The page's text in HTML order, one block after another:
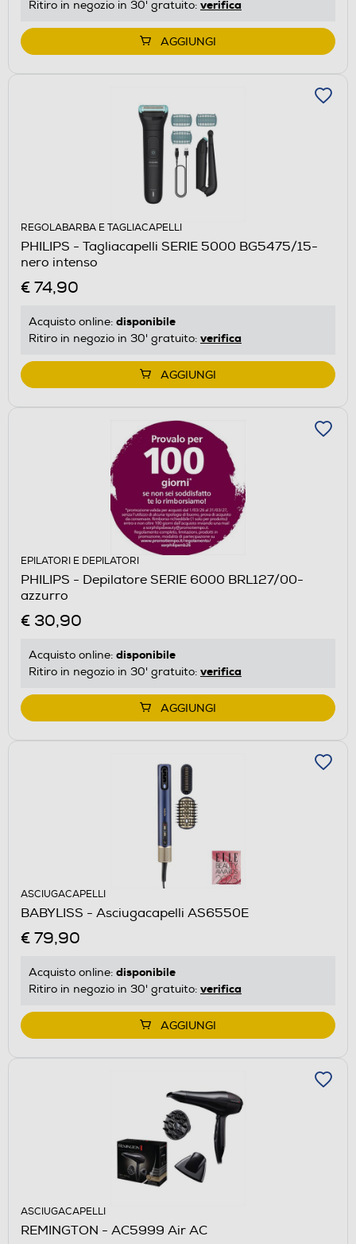
Ritiro in negozio in 30' gratuito: verifica
AGGIUNGI
REGOLABARBA E TAGLIACAPELLI
PHILIPS - Tagliacapelli SERIE 5000 BG5475/15-
nero intenso
€ 74,90
Acquisto online: disponibile
Ritiro in negozio in 30' gratuito: verifica
AGGIUNGI
EPILATORI E DEPILATORI
PHILIPS - Depilatore SERIE 6000 BRL127/00-
azzurro
€ 30,90
Acquisto online: disponibile
Ritiro in negozio in 30' gratuito: verifica
AGGIUNGI
ASCIUGACAPELLI
BABYLISS - Asciugacapelli AS6550E
€ 79,90
Acquisto online: disponibile
Ritiro in negozio in 30' gratuito: verifica
AGGIUNGI
ASCIUGACAPELLI
REMINGTON - AC5999 Air AC